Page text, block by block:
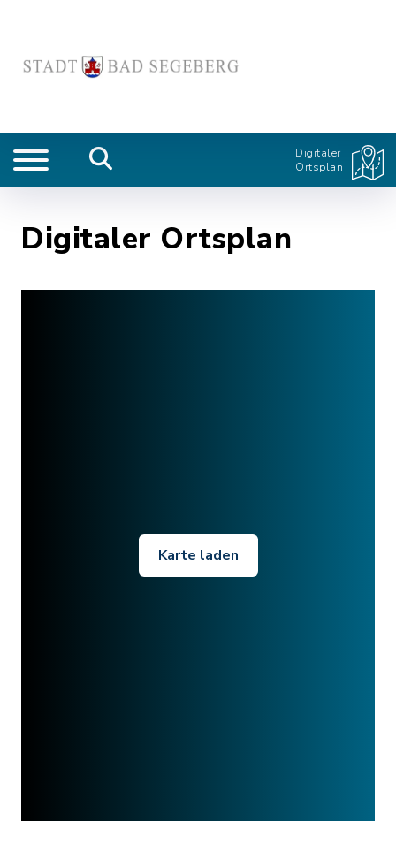
Digitaler
Ortsplan
Digitaler Ortsplan
Karte laden